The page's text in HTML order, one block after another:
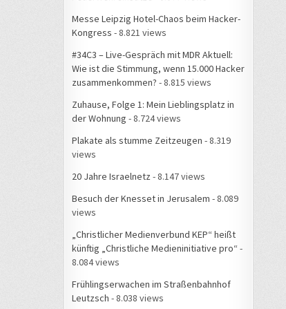
Messe Leipzig Hotel-Chaos beim Hacker-
Kongress - 8.821 views
#34C3 – Live-Gespräch mit MDR Aktuell:
Wie ist die Stimmung, wenn 15.000 Hacker
zusammenkommen? - 8.815 views
Zuhause, Folge 1: Mein Lieblingsplatz in
der Wohnung - 8.724 views
Plakate als stumme Zeitzeugen - 8.319
views
20 Jahre Israelnetz - 8.147 views
Besuch der Knesset in Jerusalem - 8.089
views
„Christlicher Medienverbund KEP“ heißt
künftig „Christliche Medieninitiative pro“ -
8.084 views
Frühlingserwachen im Straßenbahnhof
Leutzsch - 8.038 views